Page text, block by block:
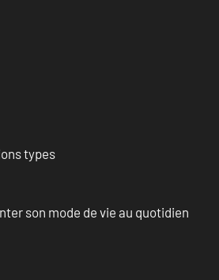
types
son mode de vie au quotidien